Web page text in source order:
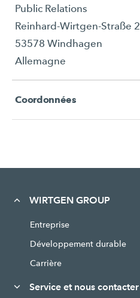
Public Relations
Reinhard-Wirtgen-Straße 2
53578 Windhagen
Allemagne
Coordonnées
WIRTGEN GROUP
Entreprise
Développement durable
Carrière
Service et nous contacter